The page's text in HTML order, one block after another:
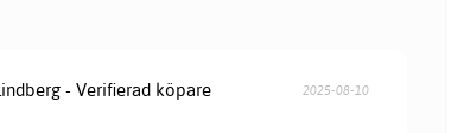
- Verifierad köpare 2025-08-10